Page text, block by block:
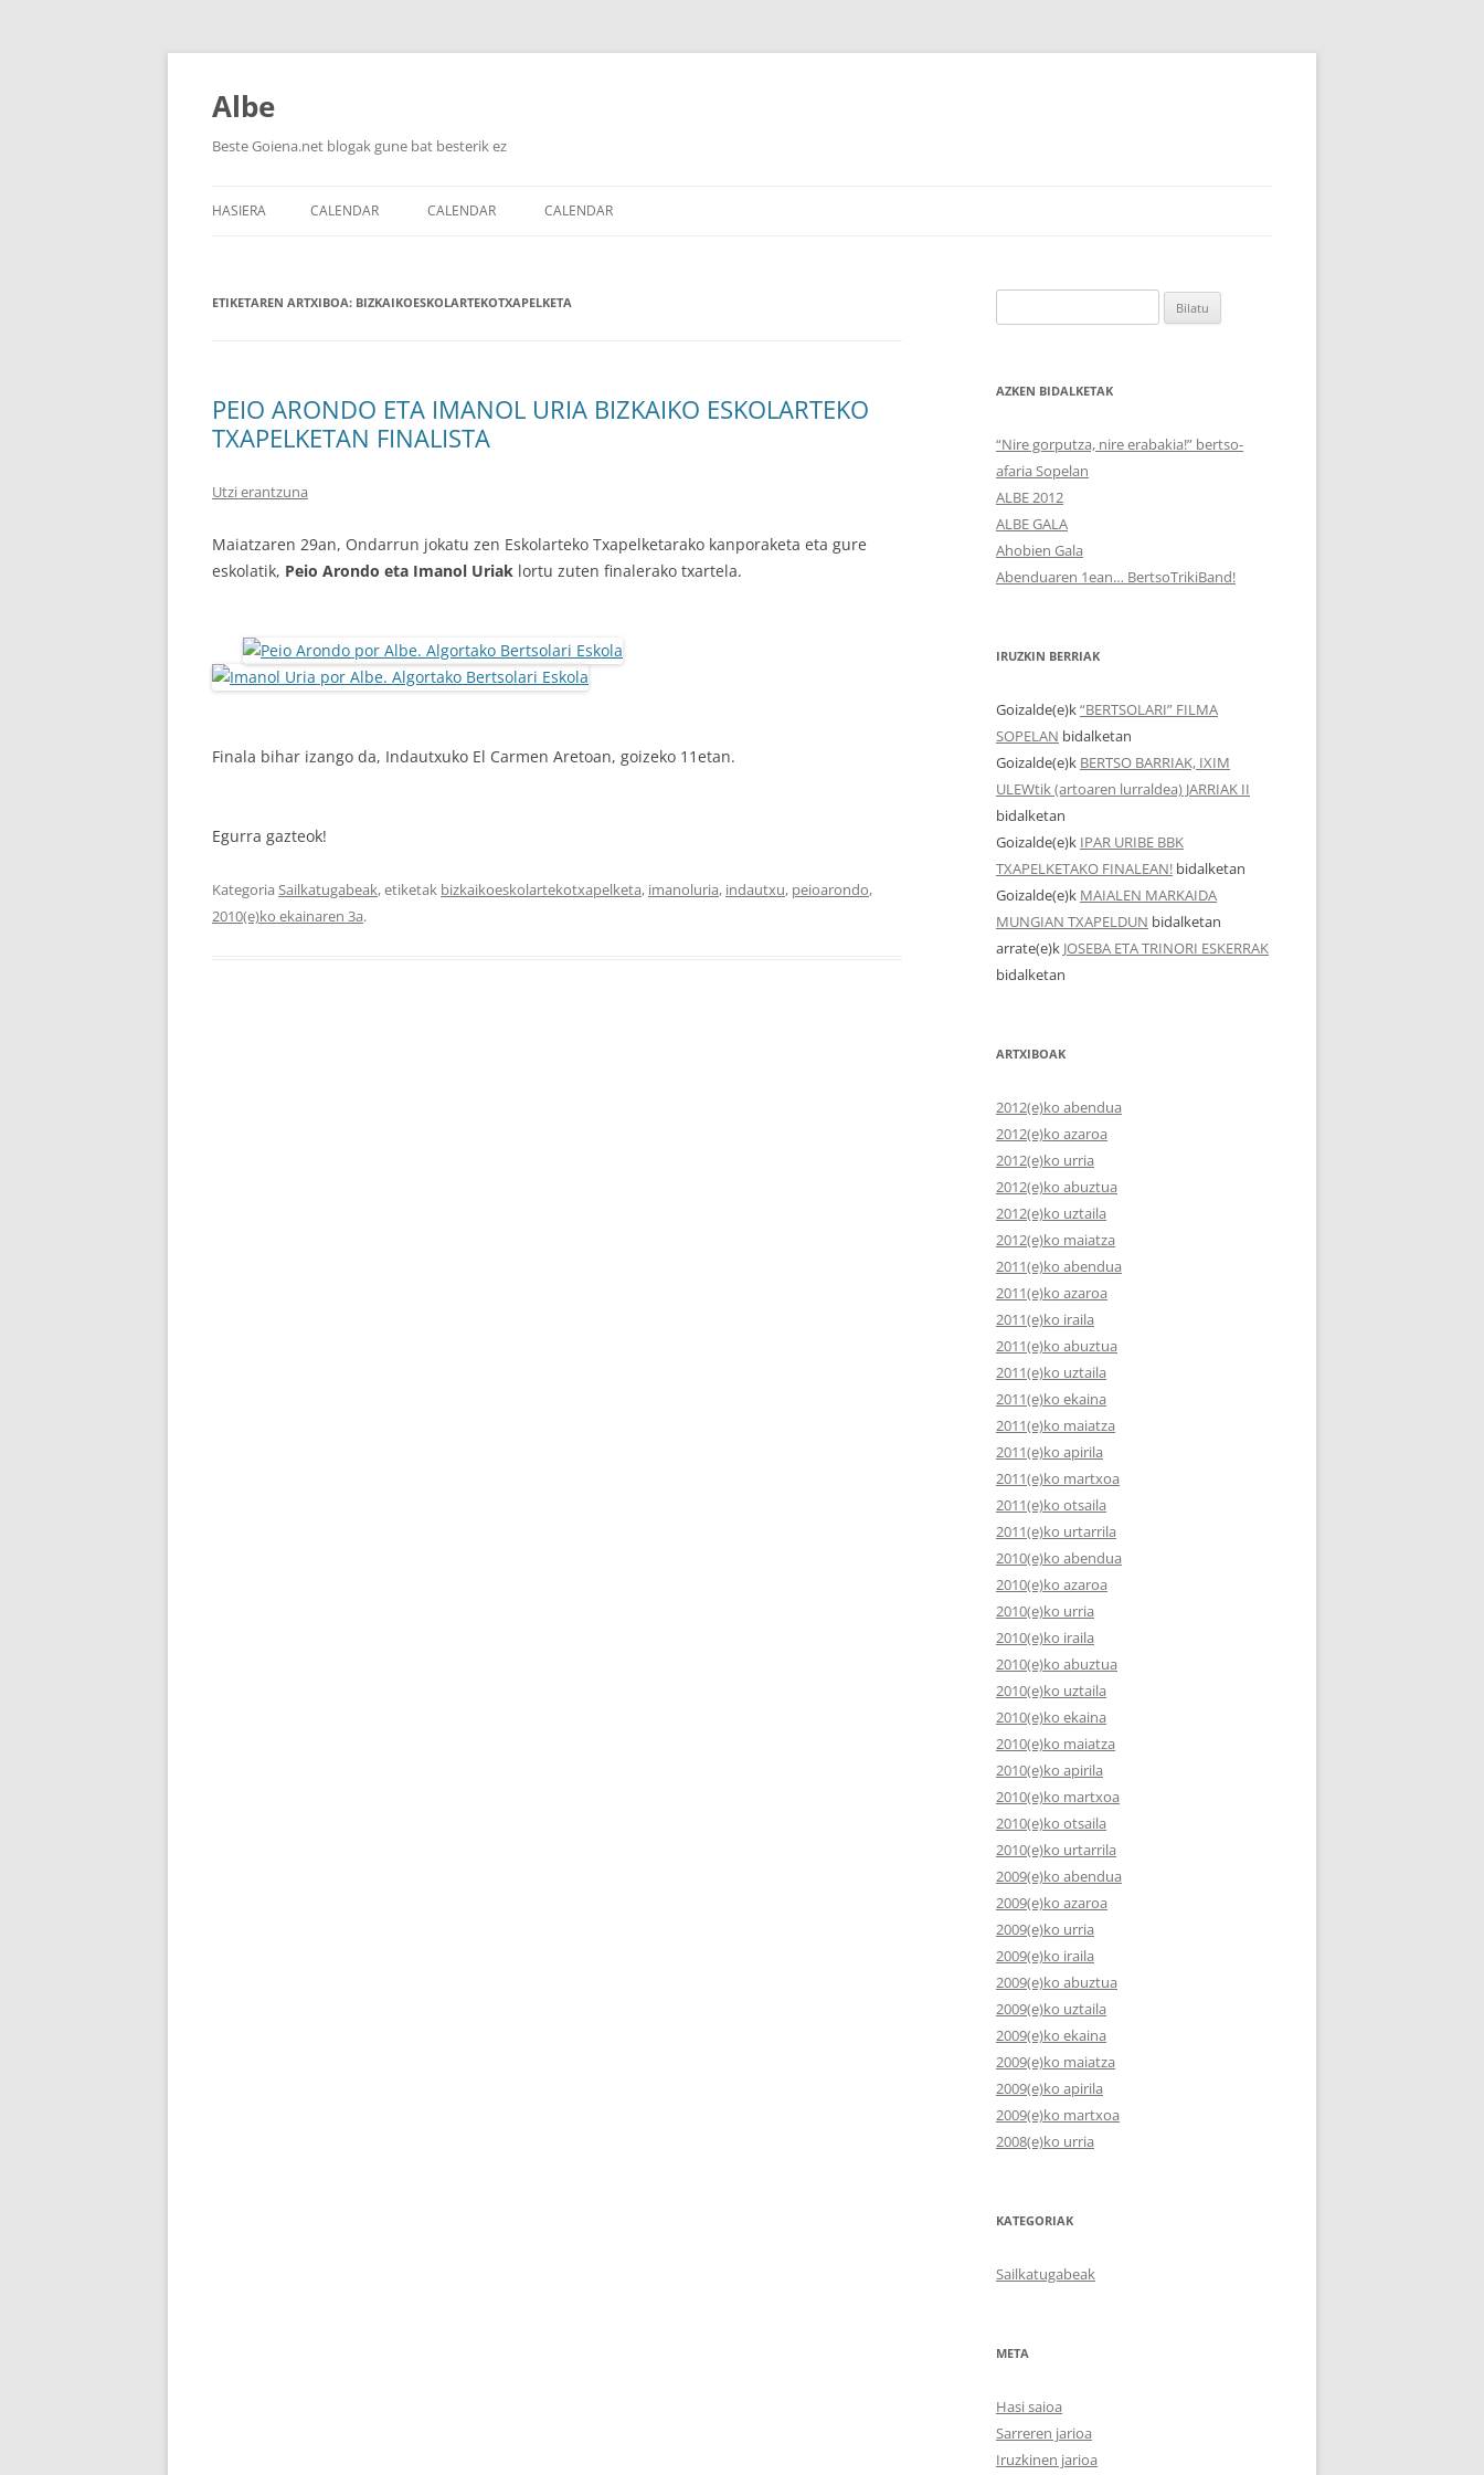
Albe
Beste Goiena.net blogak gune bat besterik ez
HASIERA CALENDAR CALENDAR CALENDAR
ETIKETAREN ARTXIBOA: BIZKAIKOESKOLARTEKOTXAPELKETA
PEIO ARONDO ETA IMANOL URIA BIZKAIKO ESKOLARTEKO
TXAPELKETAN FINALISTA
Utzi erantzuna
Maiatzaren 29an, Ondarrun jokatu zen Eskolarteko Txapelketarako kanporaketa eta gure
eskolatik, Peio Arondo eta Imanol Uriak lortu zuten finalerako txartela.
Finala bihar izango da, Indautxuko El Carmen Aretoan, goizeko 11etan.
Egurra gazteok!
Kategoria Sailkatugabeak, etiketak bizkaikoeskolartekotxapelketa, imanoluria, indautxu, peioarondo,
2010(e)ko ekainaren 3a.
AZKEN BIDALKETAK
“Nire gorputza, nire erabakia!” bertso-
afaria Sopelan
ALBE 2012
ALBE GALA
Ahobien Gala
Abenduaren 1ean… BertsoTrikiBand!
IRUZKIN BERRIAK
Goizalde(e)k“BERTSOLARI” FILMA
SOPELAN bidalketan
Goizalde(e)k BERTSO BARRIAK, IXIM
ULEWtik (artoaren lurraldea) JARRIAK II
bidalketan
Goizalde(e)k IPAR URIBE BBK
TXAPELKETAKO FINALEAN! bidalketan
Goizalde(e)k MAIALEN MARKAIDA
MUNGIAN TXAPELDUN bidalketan
arrate(e)k JOSEBA ETA TRINORI ESKERRAK
bidalketan
ARTXIBOAK
2012(e)ko abendua
2012(e)ko azaroa
2012(e)ko urria
2012(e)ko abuztua
2012(e)ko uztaila
2012(e)ko maiatza
2011(e)ko abendua
2011(e)ko azaroa
2011(e)ko iraila
2011(e)ko abuztua
2011(e)ko uztaila
2011(e)ko ekaina
2011(e)ko maiatza
2011(e)ko apirila
2011(e)ko martxoa
2011(e)ko otsaila
2011(e)ko urtarrila
2010(e)ko abendua
2010(e)ko azaroa
2010(e)ko urria
2010(e)ko iraila
2010(e)ko abuztua
2010(e)ko uztaila
2010(e)ko ekaina
2010(e)ko maiatza
2010(e)ko apirila
2010(e)ko martxoa
2010(e)ko otsaila
2010(e)ko urtarrila
2009(e)ko abendua
2009(e)ko azaroa
2009(e)ko urria
2009(e)ko iraila
2009(e)ko abuztua
2009(e)ko uztaila
2009(e)ko ekaina
2009(e)ko maiatza
2009(e)ko apirila
2009(e)ko martxoa
2008(e)ko urria
KATEGORIAK
Sailkatugabeak
META
Hasi saioa
Sarreren jarioa
Iruzkinen jarioa